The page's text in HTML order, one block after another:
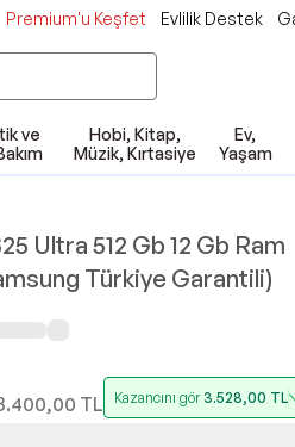
Premium'u Keşfet Evlilik Destek
ve
Hobi, Kitap,
Müzik, Kırtasiye
Ev,
Yaşam
Ultra 512 Gb 12 Gb Ram
Türkiye Garantili)
TL Kazancını gör3.528,00 TL